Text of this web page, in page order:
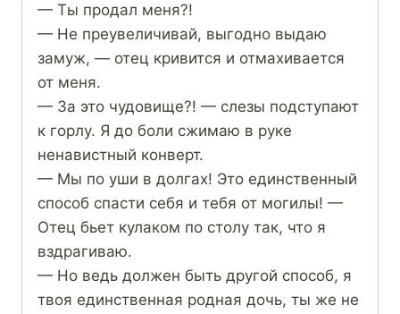
— Ты продал меня?!
— Не преувеличивай, выгодно выдаю
замуж, — отец кривится и отмахивается
от меня.
— За это чудовище?! — слезы подступают
к горлу. Я до боли сжимаю в руке
ненавистный конверт.
— Мы по уши в долгах! Это единственный
способ спасти себя и тебя от могилы! —
Отец бьет кулаком по столу так, что я
вздрагиваю.
— Но ведь должен быть другой способ, я
твоя единственная родная дочь, ты же не